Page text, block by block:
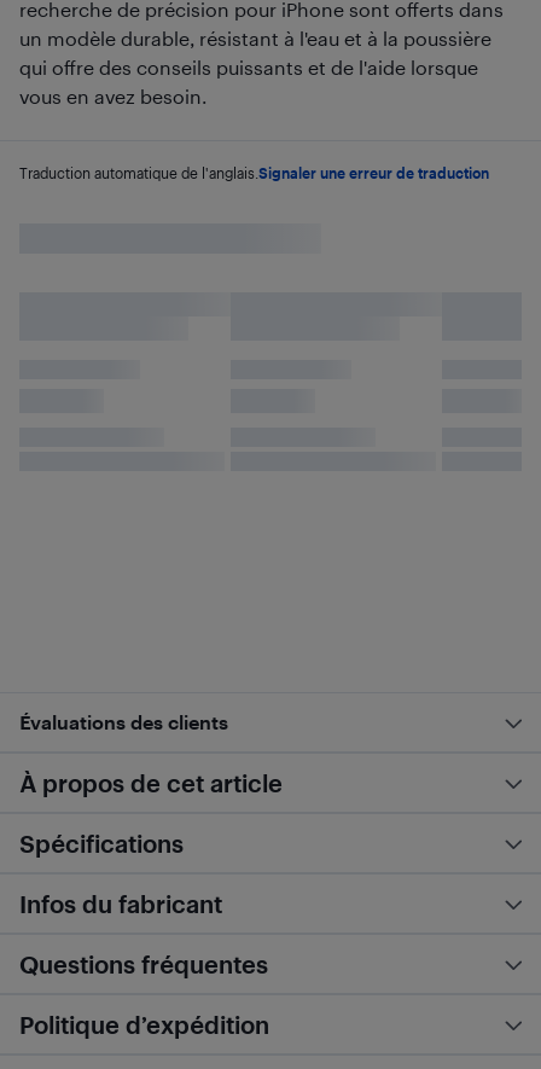
recherche de précision pour iPhone sont offerts dans
un modèle durable, résistant à l'eau et à la poussière
qui offre des conseils puissants et de l'aide lorsque
vous en avez besoin.
Traduction automatique de l'anglais. Signaler une erreur de traduction
Évaluations des clients
À propos de cet article
Spécifications
Infos du fabricant
Questions fréquentes
Politique d’expédition